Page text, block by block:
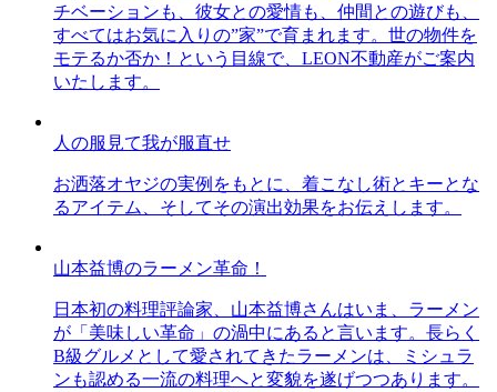
チベーションも、彼女との愛情も、仲間との遊びも、
すべてはお気に入りの”家”で育まれます。世の物件を
モテるか否か！という目線で、LEON不動産がご案内
いたします。
人の服見て我が服直せ
お洒落オヤジの実例をもとに、着こなし術とキーとな
るアイテム、そしてその演出効果をお伝えします。
山本益博のラーメン革命！
日本初の料理評論家、山本益博さんはいま、ラーメン
が「美味しい革命」の渦中にあると言います。長らく
B級グルメとして愛されてきたラーメンは、ミシュラ
ンも認める一流の料理へと変貌を遂げつつあります。